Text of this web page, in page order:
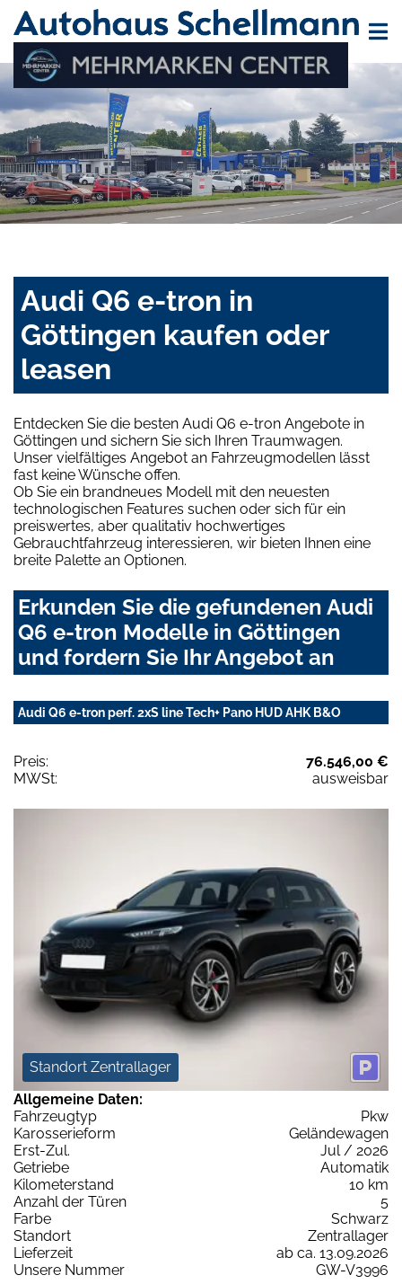
Audi Q6 e-tron in
Göttingen kaufen oder
leasen
Entdecken Sie die besten Audi Q6 e-tron Angebote in
Göttingen und sichern Sie sich Ihren Traumwagen.
Unser vielfältiges Angebot an Fahrzeugmodellen lässt
fast keine Wünsche offen.
Ob Sie ein brandneues Modell mit den neuesten
technologischen Features suchen oder sich für ein
preiswertes, aber qualitativ hochwertiges
Gebrauchtfahrzeug interessieren, wir bieten Ihnen eine
breite Palette an Optionen.
Erkunden Sie die gefundenen Audi
Q6 e-tron Modelle in Göttingen
und fordern Sie Ihr Angebot an
Audi Q6 e-tron perf. 2xS line Tech+ Pano HUD AHK B&O
Preis:
76.546,00 €
MWSt:
ausweisbar
Standort Zentrallager
Allgemeine Daten:
Fahrzeugtyp
Pkw
Karosserieform
Geländewagen
Erst-Zul.
Jul / 2026
Getriebe
Automatik
Kilometerstand
10 km
Anzahl der Türen
5
Farbe
Schwarz
Standort
Zentrallager
Lieferzeit
ab ca. 13.09.2026
Unsere Nummer
GW-V3996